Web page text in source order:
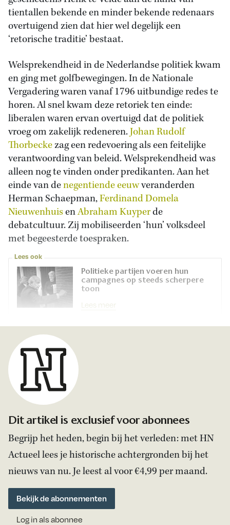
tientallen bekende en minder bekende redenaars
overtuigend zien dat hier wel degelijk een
‘retorische traditie’ bestaat.
Welsprekendheid in de Nederlandse politiek kwam
en ging met golfbewegingen. In de Nationale
Vergadering waren vanaf 1796 uitbundige redes te
horen. Al snel kwam deze retoriek ten einde:
liberalen waren ervan overtuigd dat de politiek
vroeg om zakelijk redeneren.Johan Rudolf
Thorbeckezag een redevoering als een feitelijke
verantwoording van beleid. Welsprekendheid was
alleen nog te vinden onder predikanten. Aan het
einde van denegentiende eeuwveranderden
Herman Schaepman,Ferdinand Domela
NieuwenhuisenAbraham Kuyperde
debatcultuur. Zij mobiliseerden ‘hun’ volksdeel
met begeesterde toespraken.
Lees ook
Politieke partijen voeren hun
campagnes op steeds scherpere
toon
Lees meer
Dit artikel is exclusief voor abonnees
Begrijp het heden, begin bij het verleden: met HN
Actueel lees je historische achtergronden bij het
nieuws van nu. Je leest al voor €4,99 per maand.
Bekijk de abonnementen
Log in als abonnee